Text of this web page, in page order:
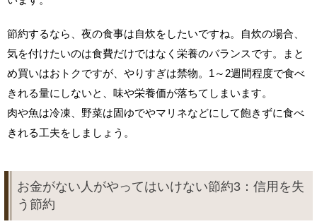
節約するなら、夜の食事は自炊をしたいですね。自炊の場合、
気を付けたいのは食費だけではなく栄養のバランスです。まと
め買いはおトクですが、やりすぎは禁物。1～2週間程度で食べ
きれる量にしないと、味や栄養価が落ちてしまいます。
肉や魚は冷凍、野菜は固ゆでやマリネなどにして飽きずに食べ
きれる工夫をしましょう。
お金がない人がやってはいけない節約3：信用を失
う節約